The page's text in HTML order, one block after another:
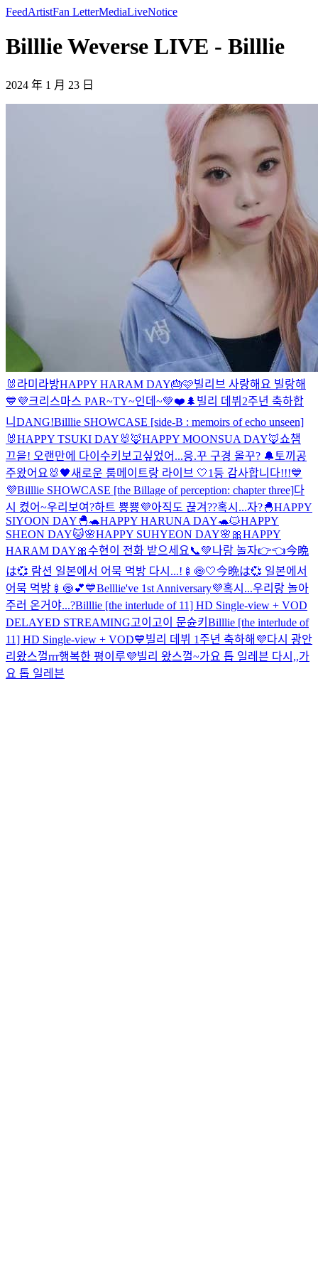
FeedArtistFan LetterMediaLiveNotice
Billlie Weverse LIVE - Billlie
2024 年 1 月 23 日
🐰 라미라방HAPPY HARAM DAY🎂🩷빌리브 사랑해요 빌랑해
💙💜크리스마스 PAR~TY~인데~💚❤️🌲 빌리 데뷔2주년 축하합
니DANG!Billlie SHOWCASE [side-B : memoirs of echo unseen]
🐰HAPPY TSUKI DAY🐰 🦊HAPPY MOONSUA DAY🦊쇼챔
끄읕! 오랜만에 다이수키 보고싶었어...응.꾸 구경 올꾸? 🔔 토끼공
주왔어요🐰 🖤새로운 룸메이트랑 라이브 🤍1등 감사합니다!!!💙
💜Billlie SHOWCASE [the Billage of perception: chapter three]다
시 켰어~우리보여?하트 뿅뿅💜아직도 끊겨??혹시...자?🐣HAPPY
SIYOON DAY🐣🐢HAPPY HARUNA DAY🐢🐱HAPPY
SHEON DAY🐱🌸HAPPY SUHYEON DAY🌸 🎀HAPPY
HARAM DAY🎀수현이 전화 받으세요📞💚나랑 놀자👉👈今晩
は💞 람션 일본에서 어묵 먹방 다시...!🍢🍥🤍今晩は💞 일본에서
어묵 먹방🍢🍥💕💙Belllie've 1st Anniversary💜혹시...우리랑 놀아
주러 온거야...?Billlie [the interlude of 11] HD Single-view + VOD
DELAYED STREAMING고이고이 문슌키 Billlie [the interlude of
11] HD Single-view + VOD💙빌리 데뷔 1주년 축하해💜다시 광안
리왔스껄rrr행복한 평이루💜빌리 왔스껄~가요 톱 일레븐 다시,,가
요 톱 일레븐